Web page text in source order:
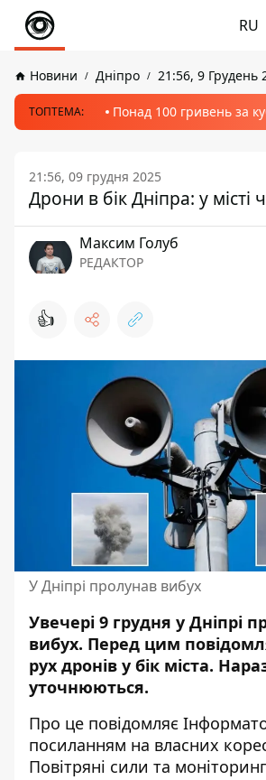
RU
Новини Дніпро 21:56, 9 Грудень
ТОПТЕМА: Понад 100 гривень за
21:56, 09 грудня 2025
Дрони в бік Дніпра: у місті
Максим Голуб
РЕДАКТОР
👍
У Дніпрі пролунав вибух
Увечері 9 грудня у Дніпрі
вибух. Перед цим
рух дронів у бік міста.
уточнюються.
Про це повідомляє
посиланням на власних
Повітряні сили та